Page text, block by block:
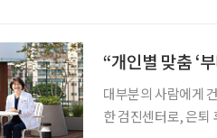
“개인별 맞춤 ‘
대부분의 사람에게
한 검진센터로, 은퇴